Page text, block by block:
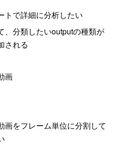
トで詳細に分析したい
、分類したいoutputの種類が
される
画
画をフレーム単位に分割して